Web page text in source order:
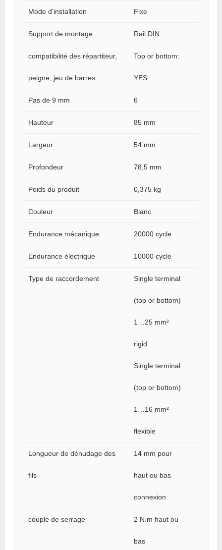
Mode d'installation Fixe
Support de montage Rail DIN
compatibilité des répartiteur,
peigne, jeu de barres
Top or bottom:
YES
Pas de 9 mm 6
Hauteur 85 mm
Largeur 54 mm
Profondeur 78,5 mm
Poids du produit 0,375 kg
Couleur Blanc
Endurance mécanique 20000 cycle
Endurance électrique 10000 cycle
Type de raccordement Single terminal
(top or bottom)
1…25 mm²
rigid
Single terminal
(top or bottom)
1…16 mm²
flexible
Longueur de dénudage des
fils
14 mm pour
haut ou bas
connexion
couple de serrage 2 N.m haut ou
bas